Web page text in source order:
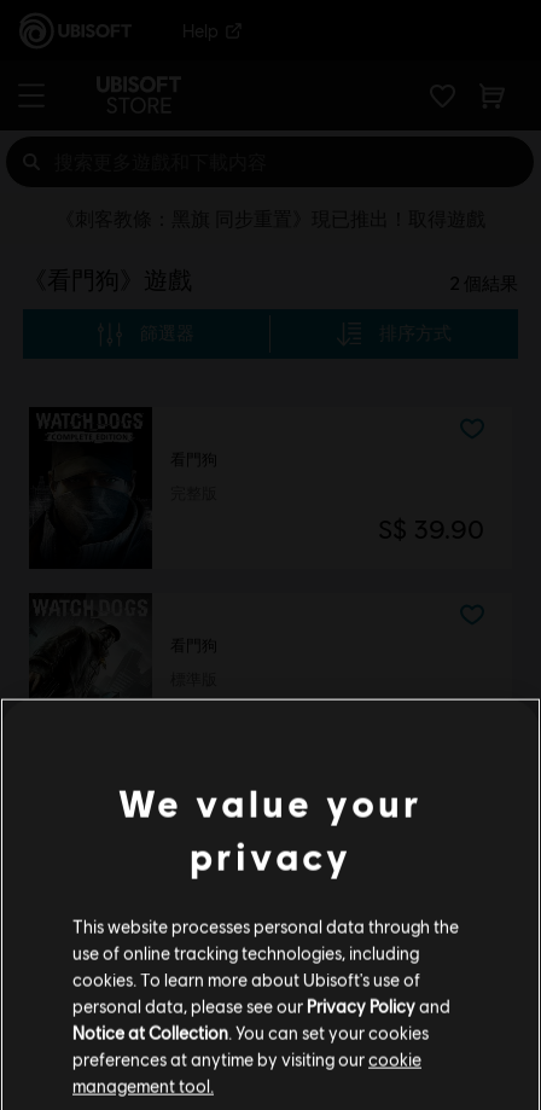
Help
《看門狗》遊戲 2 個結果
篩選器 排序方式
看門狗
S$ 39.90
看門狗
显示2 项中的 项
到官方 Ubisoft Store 找到你喜愛的所有英雄。全新產品和
新遊戲、Season Pass 乃至於 DLC，讓你獲得最完整的遊戲
體驗。官方 Ubisoft Store 為你在 PC 平臺上準備了最精彩的
冒險。在《刺客教條：維京紀元》裡寫下屬於你的維京傳
奇、在《芬尼克斯傳說》裡探索希臘神話、在《全境封鎖 2》
裡化身國土戰略局特工、在《工人物語》裡建立你的聚落、
《看門狗：自由軍團》裡隨心所欲地駭進倫敦的一切，或
《虹彩六號：圍攻行動》裡加入特種部隊。也別忘了深
《極地戰嚎 6》
裡現代遊擊隊革命的殘酷世界，將國家從
獨裁者及其兒子手中解放出來。
We value your
privacy
This website processes personal data through the
use of online tracking technologies, including
cookies. To learn more about Ubisoft's use of
personal data, please see our Privacy Policyand
Notice at Collection. You can set your cookies
preferences at anytime by visiting ourcookie
management tool.